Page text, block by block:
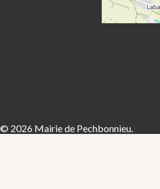
© 2026 Mairie de Pechbonnieu.